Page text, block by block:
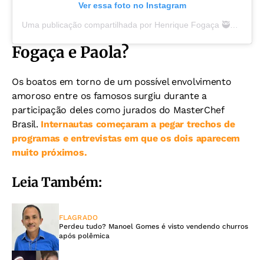
Ver essa foto no Instagram
Fogaça e Paola?
Os boatos em torno de um possível envolvimento
amoroso entre os famosos surgiu durante a
participação deles como jurados do MasterChef
Brasil. Internautas começaram a pegar trechos de
programas e entrevistas em que os dois aparecem
muito próximos.
Leia Também:
FLAGRADO
Perdeu tudo? Manoel Gomes é visto vendendo churros
após polêmica